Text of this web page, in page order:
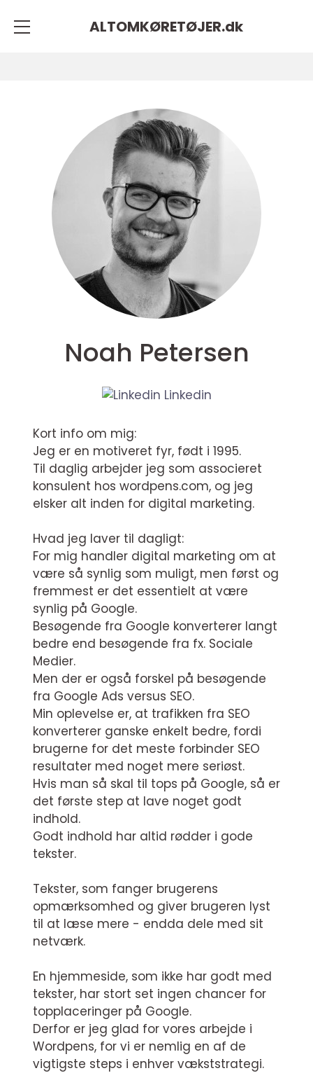
ALTOMKØRETØJER.dk
Noah Petersen
Linkedin
Kort info om mig:
Jeg er en motiveret fyr, født i 1995.
Til daglig arbejder jeg som associeret
konsulent hos wordpens.com, og jeg
elsker alt inden for digital marketing.
Hvad jeg laver til dagligt:
For mig handler digital marketing om at
være så synlig som muligt, men først og
fremmest er det essentielt at være
synlig på Google.
Besøgende fra Google konverterer langt
bedre end besøgende fra fx. Sociale
Medier.
Men der er også forskel på besøgende
fra Google Ads versus SEO.
Min oplevelse er, at trafikken fra SEO
konverterer ganske enkelt bedre, fordi
brugerne for det meste forbinder SEO
resultater med noget mere seriøst.
Hvis man så skal til tops på Google, så er
det første step at lave noget godt
indhold.
Godt indhold har altid rødder i gode
tekster.
Tekster, som fanger brugerens
opmærksomhed og giver brugeren lyst
til at læse mere - endda dele med sit
netværk.
En hjemmeside, som ikke har godt med
tekster, har stort set ingen chancer for
topplaceringer på Google.
Derfor er jeg glad for vores arbejde i
Wordpens, for vi er nemlig en af de
vigtigste steps i enhver vækststrategi.